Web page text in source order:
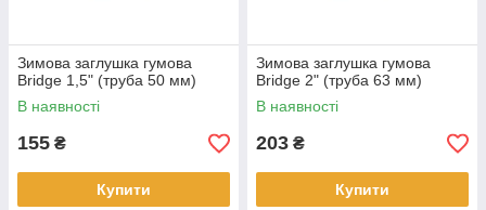
Зимова заглушка гумова
Bridge 1,5" (труба 50 мм)
В наявності
155 ₴
Купити
Зимова заглушка гумова
Bridge 2" (труба 63 мм)
В наявності
203 ₴
Купити